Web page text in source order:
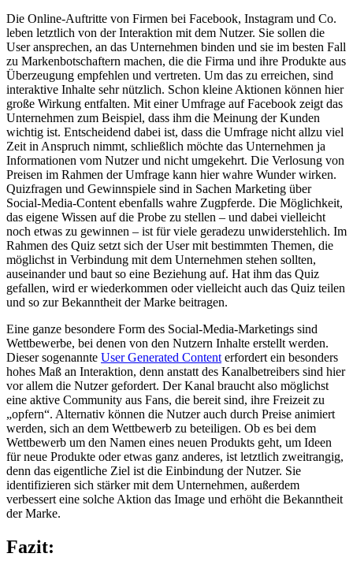
Die Online-Auftritte von Firmen bei Facebook, Instagram und Co.
leben letztlich von der Interaktion mit dem Nutzer. Sie sollen die
User ansprechen, an das Unternehmen binden und sie im besten Fall
zu Markenbotschaftern machen, die die Firma und ihre Produkte aus
Überzeugung empfehlen und vertreten. Um das zu erreichen, sind
interaktive Inhalte sehr nützlich. Schon kleine Aktionen können hier
große Wirkung entfalten. Mit einer Umfrage auf Facebook zeigt das
Unternehmen zum Beispiel, dass ihm die Meinung der Kunden
wichtig ist. Entscheidend dabei ist, dass die Umfrage nicht allzu viel
Zeit in Anspruch nimmt, schließlich möchte das Unternehmen ja
Informationen vom Nutzer und nicht umgekehrt. Die Verlosung von
Preisen im Rahmen der Umfrage kann hier wahre Wunder wirken.
Quizfragen und Gewinnspiele sind in Sachen Marketing über
Social-Media-Content ebenfalls wahre Zugpferde. Die Möglichkeit,
das eigene Wissen auf die Probe zu stellen – und dabei vielleicht
noch etwas zu gewinnen – ist für viele geradezu unwiderstehlich. Im
Rahmen des Quiz setzt sich der User mit bestimmten Themen, die
möglichst in Verbindung mit dem Unternehmen stehen sollten,
auseinander und baut so eine Beziehung auf. Hat ihm das Quiz
gefallen, wird er wiederkommen oder vielleicht auch das Quiz teilen
und so zur Bekanntheit der Marke beitragen.
Eine ganze besondere Form des Social-Media-Marketings sind
Wettbewerbe, bei denen von den Nutzern Inhalte erstellt werden.
Dieser sogenannte User Generated Content erfordert ein besonders
hohes Maß an Interaktion, denn anstatt des Kanalbetreibers sind hier
vor allem die Nutzer gefordert. Der Kanal braucht also möglichst
eine aktive Community aus Fans, die bereit sind, ihre Freizeit zu
„opfern“. Alternativ können die Nutzer auch durch Preise animiert
werden, sich an dem Wettbewerb zu beteiligen. Ob es bei dem
Wettbewerb um den Namen eines neuen Produkts geht, um Ideen
für neue Produkte oder etwas ganz anderes, ist letztlich zweitrangig,
denn das eigentliche Ziel ist die Einbindung der Nutzer. Sie
identifizieren sich stärker mit dem Unternehmen, außerdem
verbessert eine solche Aktion das Image und erhöht die Bekanntheit
der Marke.
Fazit: